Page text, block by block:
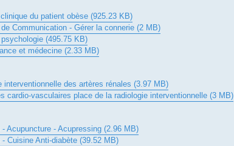
du patient obèse (925.23 KB)
Communication - Gérer la connerie (2 MB)
(495.75 KB)
et médecine (2.33 MB)
interventionnelle des artères rénales (3.97 MB)
cardio-vasculaires place de la radiologie interventionnelle (3 MB)
Acupuncture - Acupressing (2.96 MB)
Cuisine Anti-diabète (39.52 MB)